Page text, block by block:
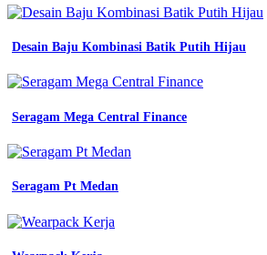
kerja
jual
baju
kerja
seragam
Jual
Baju
Olahraga
Branded
Desain Baju Kombinasi Batik Putih Hijau
Seragam Mega Central Finance
Seragam Pt Medan